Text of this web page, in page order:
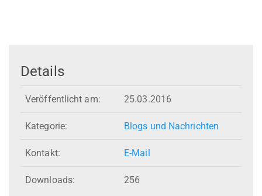
Details
Veröffentlicht am: 25.03.2016
Kategorie: Blogs und Nachrichten
Kontakt: E-Mail
Downloads: 256